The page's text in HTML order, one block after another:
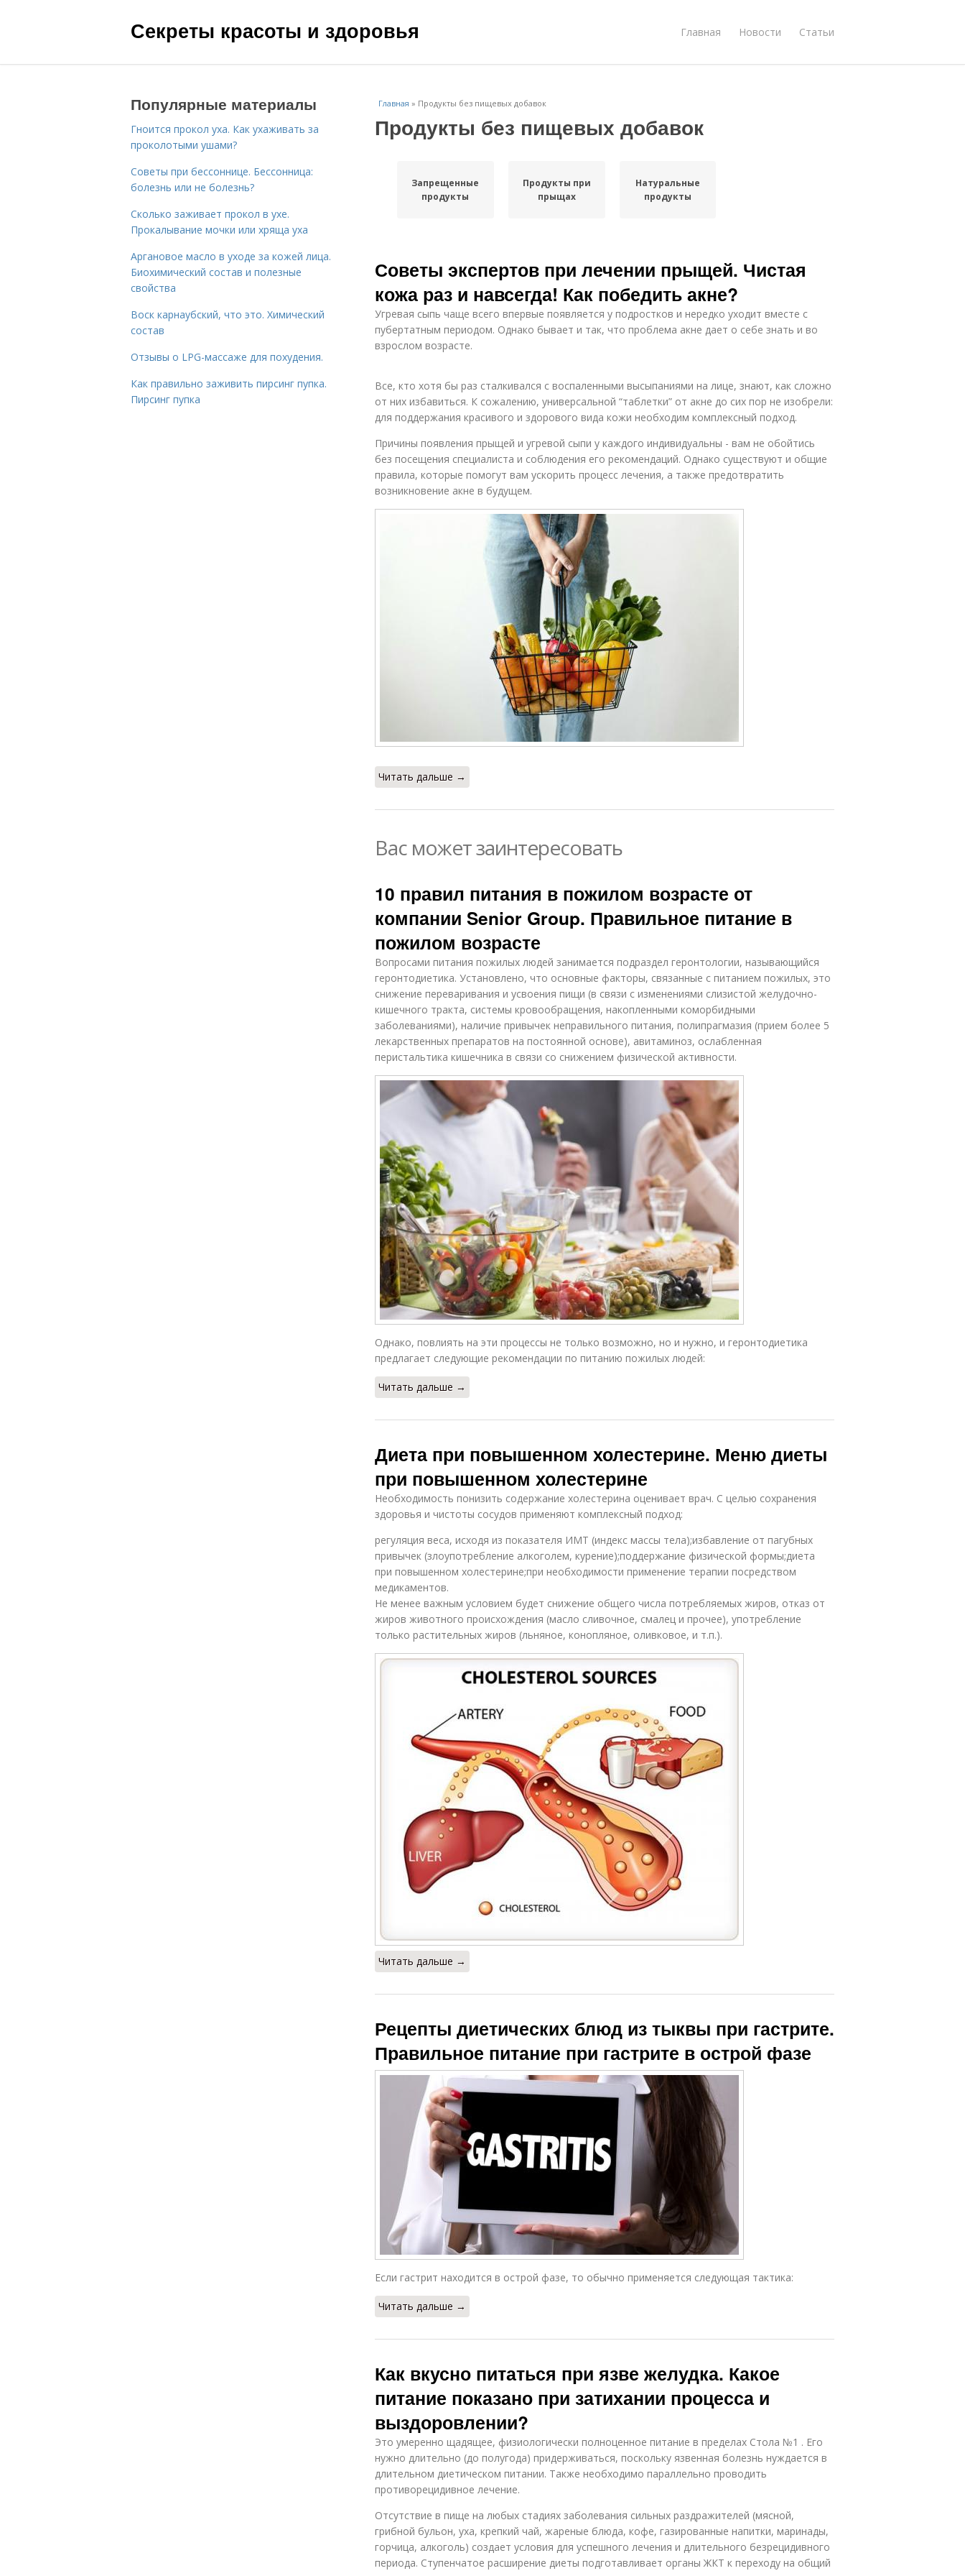
Секреты красоты и здоровья Главная Новости Статьи
Главная » Продукты без пищевых добавок
Продукты без пищевых добавок
Запрещенные
продукты
Продукты при
прыщах
Натуральные
продукты
Советы экспертов при лечении прыщей. Чистая
кожа раз и навсегда! Как победить акне?
Угревая сыпь чаще всего впервые появляется у подростков и нередко уходит вместе с
пубертатным периодом. Однако бывает и так, что проблема акне дает о себе знать и во
взрослом возрасте.
Все, кто хотя бы раз сталкивался с воспаленными высыпаниями на лице, знают, как сложно
от них избавиться. К сожалению, универсальной “таблетки” от акне до сих пор не изобрели:
для поддержания красивого и здорового вида кожи необходим комплексный подход.
Причины появления прыщей и угревой сыпи у каждого индивидуальны - вам не обойтись
без посещения специалиста и соблюдения его рекомендаций. Однако существуют и общие
правила, которые помогут вам ускорить процесс лечения, а также предотвратить
возникновение акне в будущем.
Читать дальше →
Вас может заинтересовать
10 правил питания в пожилом возрасте от
компании Senior Group. Правильное питание в
пожилом возрасте
Вопросами питания пожилых людей занимается подраздел геронтологии, называющийся
геронтодиетика. Установлено, что основные факторы, связанные с питанием пожилых, это
снижение переваривания и усвоения пищи (в связи с изменениями слизистой желудочно-
кишечного тракта, системы кровообращения, накопленными коморбидными
заболеваниями), наличие привычек неправильного питания, полипрагмазия (прием более 5
лекарственных препаратов на постоянной основе), авитаминоз, ослабленная
перистальтика кишечника в связи со снижением физической активности.
Однако, повлиять на эти процессы не только возможно, но и нужно, и геронтодиетика
предлагает следующие рекомендации по питанию пожилых людей:
Читать дальше →
Диета при повышенном холестерине. Меню диеты
при повышенном холестерине
Необходимость понизить содержание холестерина оценивает врач. С целью сохранения
здоровья и чистоты сосудов применяют комплексный подход:
регуляция веса, исходя из показателя ИМТ (индекс массы тела);избавление от пагубных
привычек (злоупотребление алкоголем, курение);поддержание физической формы;диета
при повышенном холестерине;при необходимости применение терапии посредством
медикаментов.
Не менее важным условием будет снижение общего числа потребляемых жиров, отказ от
жиров животного происхождения (масло сливочное, смалец и прочее), употребление
только растительных жиров (льняное, конопляное, оливковое, и т.п.).
Читать дальше →
Рецепты диетических блюд из тыквы при гастрите.
Правильное питание при гастрите в острой фазе
Если гастрит находится в острой фазе, то обычно применяется следующая тактика:
Читать дальше →
Как вкусно питаться при язве желудка. Какое
питание показано при затихании процесса и
выздоровлении?
Это умеренно щадящее, физиологически полноценное питание в пределах Стола №1 . Его
нужно длительно (до полугода) придерживаться, поскольку язвенная болезнь нуждается в
длительном диетическом питании. Также необходимо параллельно проводить
противорецидивное лечение.
Отсутствие в пище на любых стадиях заболевания сильных раздражителей (мясной,
грибной бульон, уха, крепкий чай, жареные блюда, кофе, газированные напитки, маринады,
горчица, алкоголь) создает условия для успешного лечения и длительного безрецидивного
периода. Ступенчатое расширение диеты подготавливает органы ЖКТ к переходу на общий
Популярные материалы
Гноится прокол уха. Как ухаживать за
проколотыми ушами?
Советы при бессоннице. Бессонница:
болезнь или не болезнь?
Сколько заживает прокол в ухе.
Прокалывание мочки или хряща уха
Аргановое масло в уходе за кожей лица.
Биохимический состав и полезные
свойства
Воск карнаубский, что это. Химический
состав
Отзывы о LPG-массаже для похудения.
Как правильно заживить пирсинг пупка.
Пирсинг пупка